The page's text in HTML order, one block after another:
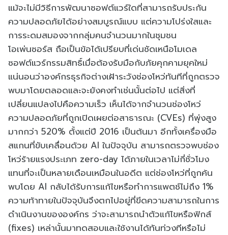
แม้จะไม่มีวิธีการพัฒนาซอฟต์แวร์ใดที่สามารถรับประกัน
ความปลอดภัยได้อย่างสมบูรณ์แบบ แต่ความโปร่งใสและ
การระดมสมองจากกลุ่มคนจำนวนมากในชุมชน
โอเพ่นซอร์ส ถือเป็นข้อได้เปรียบที่เด่นชัดเหนือโมเดล
ซอฟต์แวร์กรรมสิทธิ์เมื่อต้องรับมือกับภัยคุกคามยุคใหม่
แน่นอนว่าองค์กรธุรกิจต่างเฝ้าระวังช่องโหว่ทันทีที่ถูกตรวจ
พบมาโดยตลอดและจะยังคงทำเช่นนั้นต่อไป แต่สิ่งที่
เปลี่ยนแปลงไปคือความเร็ว เห็นได้จากจำนวนช่องโหว่
ความปลอดภัยที่ถูกเปิดเผยต่อสาธารณะ (CVEs) ที่พุ่งสูง
มากกว่า 520% ตั้งแต่ปี 2016 เป็นต้นมา อีกทั้งเครื่องมือ
สแกนที่ขับเคลื่อนด้วย AI ในปัจจุบัน สามารถตรวจพบช่อง
โหว่ร้ายแรงประเภท zero-day ได้ภายในเวลาไม่กี่ชั่วโมง
แทนที่จะเป็นหลายเดือนเหมือนในอดีต แต่ช่องโหว่ที่ถูกค้น
พบโดย AI กลับได้รับการแก้ไขหรือทำการแพตช์ไม่ถึง 1%
ความท้าทายในปัจจุบันจึงตกไปอยู่ที่ขีดความสามารถในการ
ดำเนินงานขององค์กร ว่าจะสามารถนำตัวแก้ไขหรือฟิกส์
(fixes) เหล่านั้นมาทดสอบและใช้งานได้ทันท่วงทีหรือไม่